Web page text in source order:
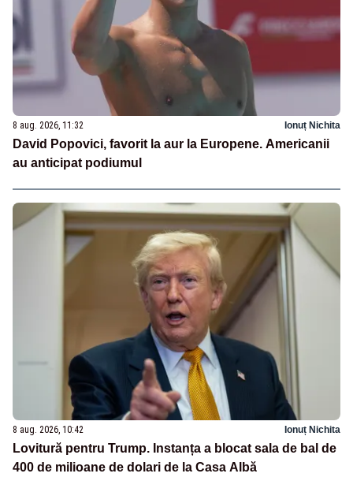
8 aug. 2026, 11:32 Ionuț Nichita
David Popovici, favorit la aur la Europene. Americanii
au anticipat podiumul
8 aug. 2026, 10:42 Ionuț Nichita
Lovitură pentru Trump. Instanța a blocat sala de bal de
400 de milioane de dolari de la Casa Albă